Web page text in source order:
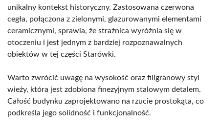
unikalny kontekst historyczny. Zastosowana czerwona
cegła, połączona z zielonymi, glazurowanymi elementami
ceramicznymi, sprawia, że strażnica wyróżnia się w
otoczeniu i jest jednym z bardziej rozpoznawalnych
obiektów w tej części Starówki.
Warto zwrócić uwagę na wysokość oraz filigranowy styl
wieży, która jest zdobiona finezyjnym stalowym detalem.
Całość budynku zaprojektowano na rzucie prostokąta, co
podkreśla jego solidność i funkcjonalność.